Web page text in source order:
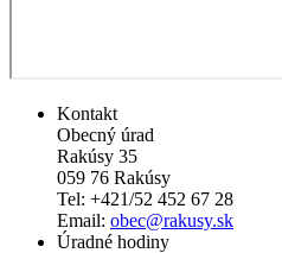
Kontakt
Obecný úrad
Rakúsy 35
059 76 Rakúsy
Tel: +421/52 452 67 28
Email: obec@rakusy.sk
Úradné hodiny